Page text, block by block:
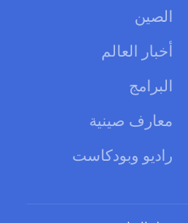
الصين
أخبار العالم
البرامج
معارف صينية
راديو وبودكاست